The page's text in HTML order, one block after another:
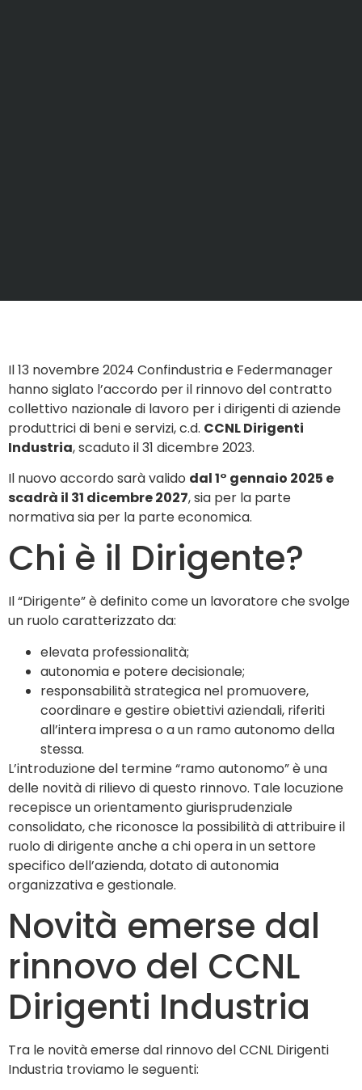
Il 13 novembre 2024 Confindustria e Federmanager
hanno siglato l’accordo per il rinnovo del contratto
collettivo nazionale di lavoro per i dirigenti di aziende
produttrici di beni e servizi, c.d. CCNL Dirigenti
Industria, scaduto il 31 dicembre 2023.
Il nuovo accordo sarà valido dal 1° gennaio 2025 e
scadrà il 31 dicembre 2027, sia per la parte
normativa sia per la parte economica.
Chi è il Dirigente?
Il “Dirigente” è definito come un lavoratore che svolge
un ruolo caratterizzato da:
elevata professionalità;
autonomia e potere decisionale;
responsabilità strategica nel promuovere,
coordinare e gestire obiettivi aziendali, riferiti
all’intera impresa o a un ramo autonomo della
stessa.
L’introduzione del termine “ramo autonomo” è una
delle novità di rilievo di questo rinnovo. Tale locuzione
recepisce un orientamento giurisprudenziale
consolidato, che riconosce la possibilità di attribuire il
ruolo di dirigente anche a chi opera in un settore
specifico dell’azienda, dotato di autonomia
organizzativa e gestionale.
Novità emerse dal
rinnovo del CCNL
Dirigenti Industria
Tra le novità emerse dal rinnovo del CCNL Dirigenti
Industria troviamo le seguenti: